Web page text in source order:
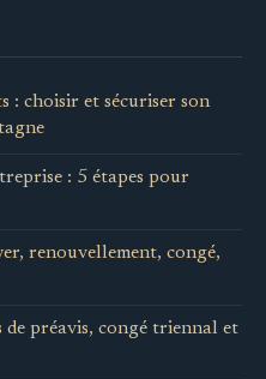
: choisir et sécuriser son
: 5 étapes pour
renouvellement, congé,
de préavis, congé triennal et